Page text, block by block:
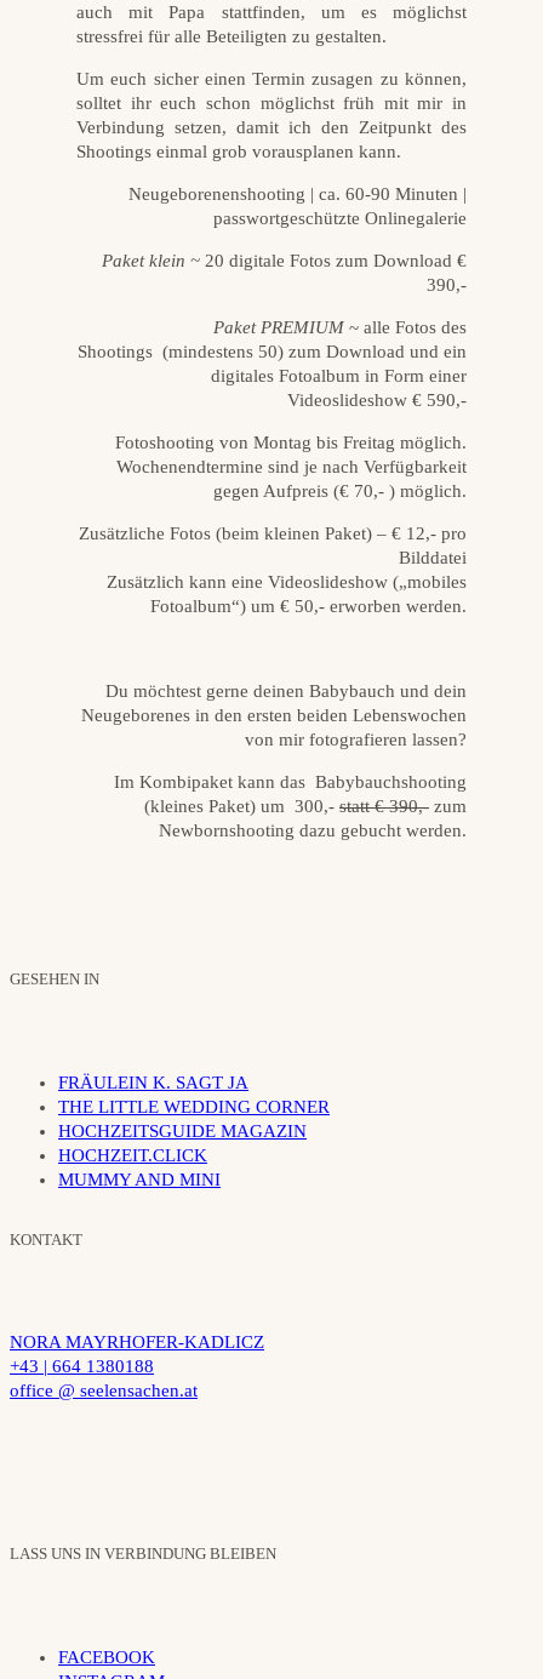
auch mit Papa stattfinden, um es möglichst
stressfrei für alle Beteiligten zu gestalten.
Um euch sicher einen Termin zusagen zu können,
solltet ihr euch schon möglichst früh mit mir in
Verbindung setzen, damit ich den Zeitpunkt des
Shootings einmal grob vorausplanen kann.
Neugeborenenshooting | ca. 60-90 Minuten |
passwortgeschützte Onlinegalerie
Paket klein ~ 20 digitale Fotos zum Download €
390,-
Paket PREMIUM ~ alle Fotos des
Shootings (mindestens 50) zum Download und ein
digitales Fotoalbum in Form einer
Videoslideshow € 590,-
Fotoshooting von Montag bis Freitag möglich.
Wochenendtermine sind je nach Verfügbarkeit
gegen Aufpreis (€ 70,- ) möglich.
Zusätzliche Fotos (beim kleinen Paket) – € 12,- pro
Bilddatei
Zusätzlich kann eine Videoslideshow („mobiles
Fotoalbum“) um € 50,- erworben werden.
Du möchtest gerne deinen Babybauch und dein
Neugeborenes in den ersten beiden Lebenswochen
von mir fotografieren lassen?
Im Kombipaket kann das Babybauchshooting
(kleines Paket) um 300,- statt € 390,- zum
Newbornshooting dazu gebucht werden.
GESEHEN IN
FRÄULEIN K. SAGT JA
THE LITTLE WEDDING CORNER
HOCHZEITSGUIDE MAGAZIN
HOCHZEIT.CLICK
MUMMY AND MINI
KONTAKT
NORA MAYRHOFER-KADLICZ
+43 | 664 1380188
office @ seelensachen.at
LASS UNS IN VERBINDUNG BLEIBEN
FACEBOOK